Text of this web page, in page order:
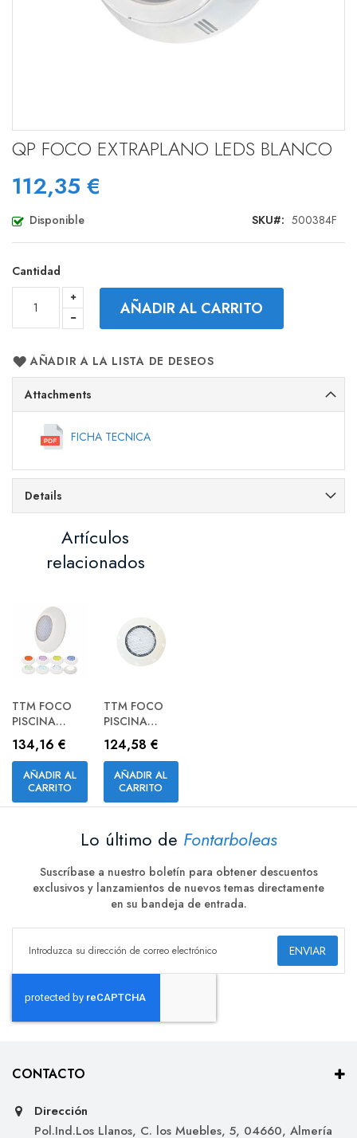
QP FOCO EXTRAPLANO LEDS BLANCO
112,35 €
Disponible SKU 500384F
Cantidad
AÑADIR AL CARRITO
AÑADIR A LA LISTA DE DESEOS
al
de
galería
Attachments
FICHA TECNICA
Details
Artículos
relacionados
TTM FOCO
PISCINA
SUPERFICIE
SLIMPLUS
25W RGB
134,16 €
AÑADIR AL
CARRITO
TTM FOCO
PISCINA
SUPERFICIE
SLIMPLUS
25W FRIO
124,58 €
AÑADIR AL
CARRITO
Lo último de Fontarboleas
Suscríbase a nuestro boletín para obtener descuentos
exclusivos y lanzamientos de nuevos temas directamente
en su bandeja de entrada.
ENVIAR
CONTACTO
Dirección
Pol.Ind.Los Llanos, C. los Muebles, 5, 04660, Almería